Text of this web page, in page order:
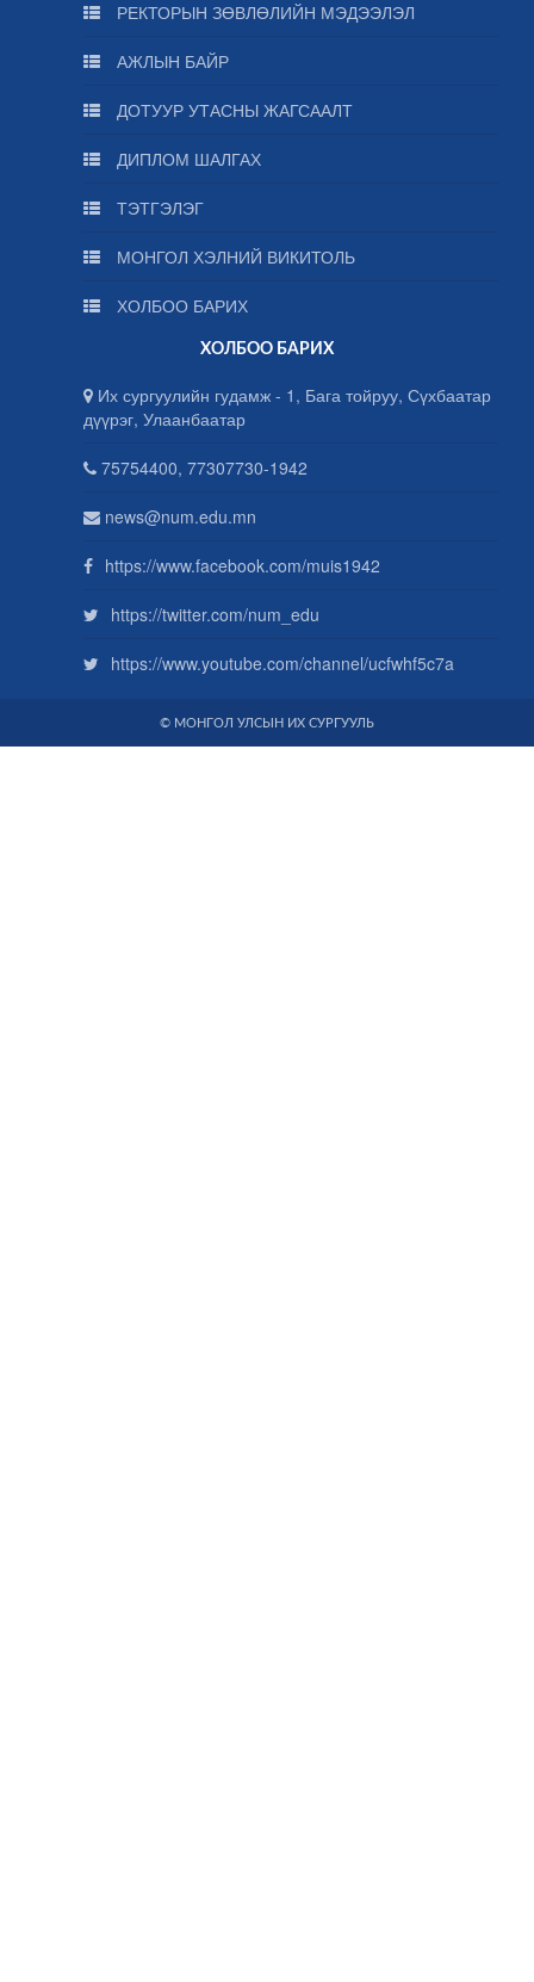
РЕКТОРЫН ЗӨВЛӨЛИЙН МЭДЭЭЛЭЛ
АЖЛЫН БАЙР
ДОТУУР УТАСНЫ ЖАГСААЛТ
ДИПЛОМ ШАЛГАХ
ТЭТГЭЛЭГ
МОНГОЛ ХЭЛНИЙ ВИКИТОЛЬ
ХОЛБОО БАРИХ
ХОЛБОО БАРИХ
Их сургуулийн гудамж - 1, Бага тойруу, Сүхбаатар
дүүрэг, Улаанбаатар
75754400, 77307730-1942
news@num.edu.mn
https://www.facebook.com/muis1942
https://twitter.com/num_edu
https://www.youtube.com/channel/ucfwhf5c7a
© МОНГОЛ УЛСЫН ИХ СУРГУУЛЬ